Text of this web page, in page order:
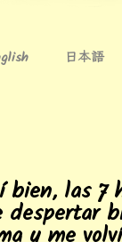
日本語
bien, las 7
despertar